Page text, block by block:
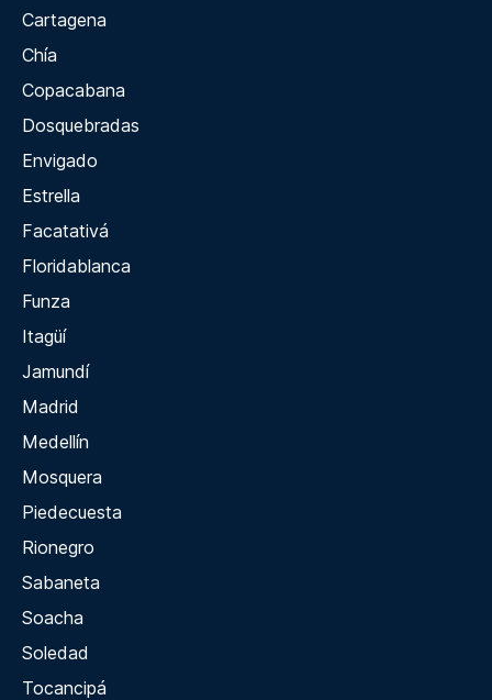
Cartagena
Chía
Copacabana
Dosquebradas
Envigado
Estrella
Facatativá
Floridablanca
Funza
Itagüí
Jamundí
Madrid
Medellín
Mosquera
Piedecuesta
Rionegro
Sabaneta
Soacha
Soledad
Tocancipá